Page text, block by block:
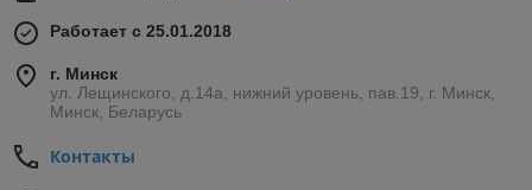
Работает с 25.01.2018
г. Минск
ул. Лещинского, д.14а, нижний уровень, пав.19, г. Минск,
Минск, Беларусь
Контакты